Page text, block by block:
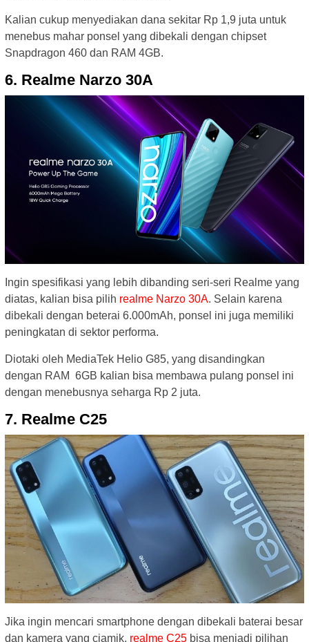
Kalian cukup menyediakan dana sekitar Rp 1,9 juta untuk
menebus mahar ponsel yang dibekali dengan chipset
Snapdragon 460 dan RAM 4GB.
6. Realme Narzo 30A
Ingin spesifikasi yang lebih dibanding seri-seri Realme yang
diatas, kalian bisa pilih realme Narzo 30A. Selain karena
dibekali dengan beterai 6.000mAh, ponsel ini juga memiliki
peningkatan di sektor performa.
Diotaki oleh MediaTek Helio G85, yang disandingkan
dengan RAM 6GB kalian bisa membawa pulang ponsel ini
dengan menebusnya seharga Rp 2 juta.
7. Realme C25
Jika ingin mencari smartphone dengan dibekali baterai besar
dan kamera yang ciamik, realme C25 bisa menjadi pilihan